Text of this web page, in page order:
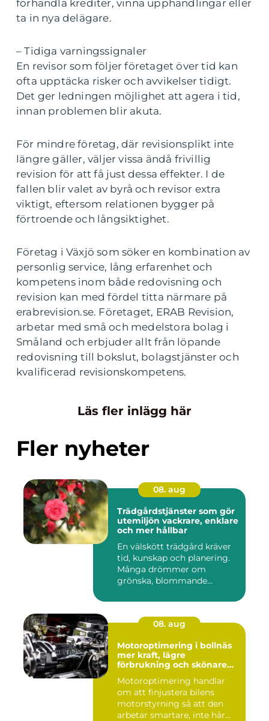
förhandla krediter, vinna upphandlingar eller
ta in nya delägare.
– Tidiga varningssignaler
En revisor som följer företaget över tid kan
ofta upptäcka risker och avvikelser tidigt.
Det ger ledningen möjlighet att agera i tid,
innan problemen blir akuta.
För mindre företag, där revisionsplikt inte
längre gäller, väljer vissa ändå frivillig
revision för att få just dessa effekter. I de
fallen blir valet av byrå och revisor extra
viktigt, eftersom relationen bygger på
förtroende och långsiktighet.
Företag i Växjö som söker en kombination av
personlig service, lång erfarenhet och
kompetens inom både redovisning och
revision kan med fördel titta närmare på
erabrevision.se. Företaget, ERAB Revision,
arbetar med små och medelstora bolag i
Småland och erbjuder allt från löpande
redovisning till bokslut, bolagstjänster och
kvalificerad revisionskompetens.
Läs fler inlägg här
Fler nyheter
08. aug
Trädgårdstjänster som gör
utemiljön vackrare, enklare
och mer hållbar
En välskött trädgård kräver
tid, kunskap och planering.
Många drömmer om
grönska, blommande
08. aug
Motoroptimering i bollnäs
mer kraft, lägre
förbrukning och skönare
Motoroptimering handlar
om att finjustera bilens
motorstyrning så att den
arbetar smartare, inte hår...